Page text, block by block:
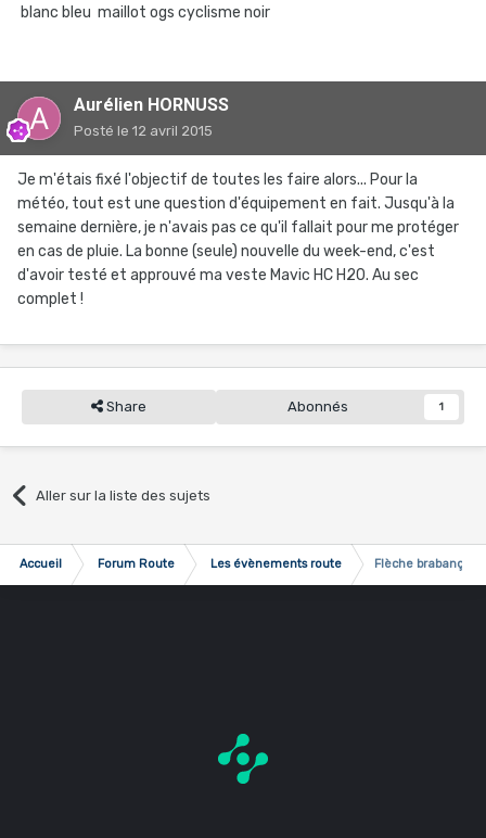
blanc bleu maillot ogs cyclisme noir
Aurélien HORNUSS
Posté le 12 avril 2015
Je m'étais fixé l'objectif de toutes les faire alors... Pour la
météo, tout est une question d'équipement en fait. Jusqu'à la
semaine dernière, je n'avais pas ce qu'il fallait pour me protéger
en cas de pluie. La bonne (seule) nouvelle du week-end, c'est
d'avoir testé et approuvé ma veste Mavic HC H20. Au sec
complet !
Share Abonnés 1
Aller sur la liste des sujets
Accueil Forum Route Les évènements route Flèche